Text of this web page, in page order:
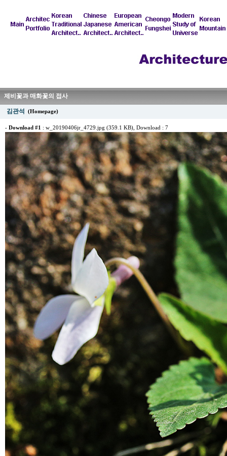
제비꽃과 매화꽃의 접사
김관석 (Homepage)
- Download #1 : w_20190406jr_4729.jpg (359.1 KB) , Download : 7